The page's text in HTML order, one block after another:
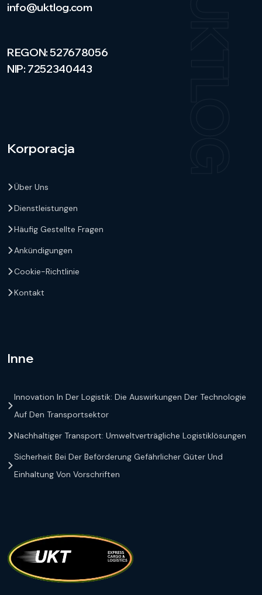
info@uktlog.com
REGON: 527678056
NIP: 7252340443
Korporacja
Über Uns
Dienstleistungen
Häufig Gestellte Fragen
Ankündigungen
Cookie-Richtlinie
Kontakt
Inne
Innovation In Der Logistik: Die Auswirkungen Der Technologie
Auf Den Transportsektor
Nachhaltiger Transport: Umweltverträgliche Logistiklösungen
Sicherheit Bei Der Beförderung Gefährlicher Güter Und
Einhaltung Von Vorschriften